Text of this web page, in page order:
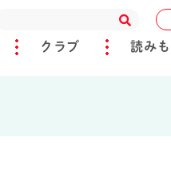
クラブ 読み